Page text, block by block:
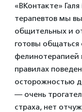
«ВКонтакте»
терапевтов мы
общительных и
готовы
фелинотерапией
правилах
осторожностью
— очень
страха, нет